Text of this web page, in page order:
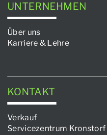
UNTERNEHMEN
Über uns
Karriere & Lehre
KONTAKT
Verkauf
Servicezentrum Kronstorf